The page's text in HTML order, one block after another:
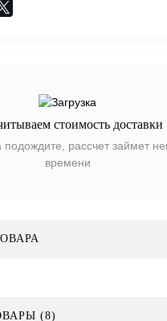
стоимость доставки
подождите, рассчет займет
времени
(8)